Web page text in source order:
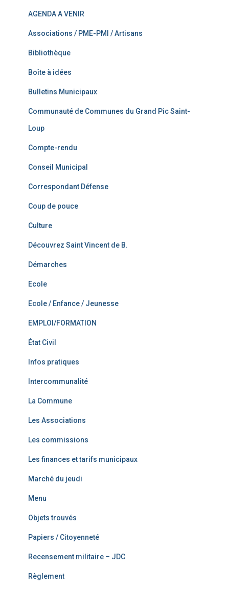
AGENDA A VENIR
Associations / PME-PMI / Artisans
Bibliothèque
Boîte à idées
Bulletins Municipaux
Communauté de Communes du Grand Pic Saint-
Loup
Compte-rendu
Conseil Municipal
Correspondant Défense
Coup de pouce
Culture
Découvrez Saint Vincent de B.
Démarches
Ecole
Ecole / Enfance / Jeunesse
EMPLOI/FORMATION
État Civil
Infos pratiques
Intercommunalité
La Commune
Les Associations
Les commissions
Les finances et tarifs municipaux
Marché du jeudi
Menu
Objets trouvés
Papiers / Citoyenneté
Recensement militaire – JDC
Règlement